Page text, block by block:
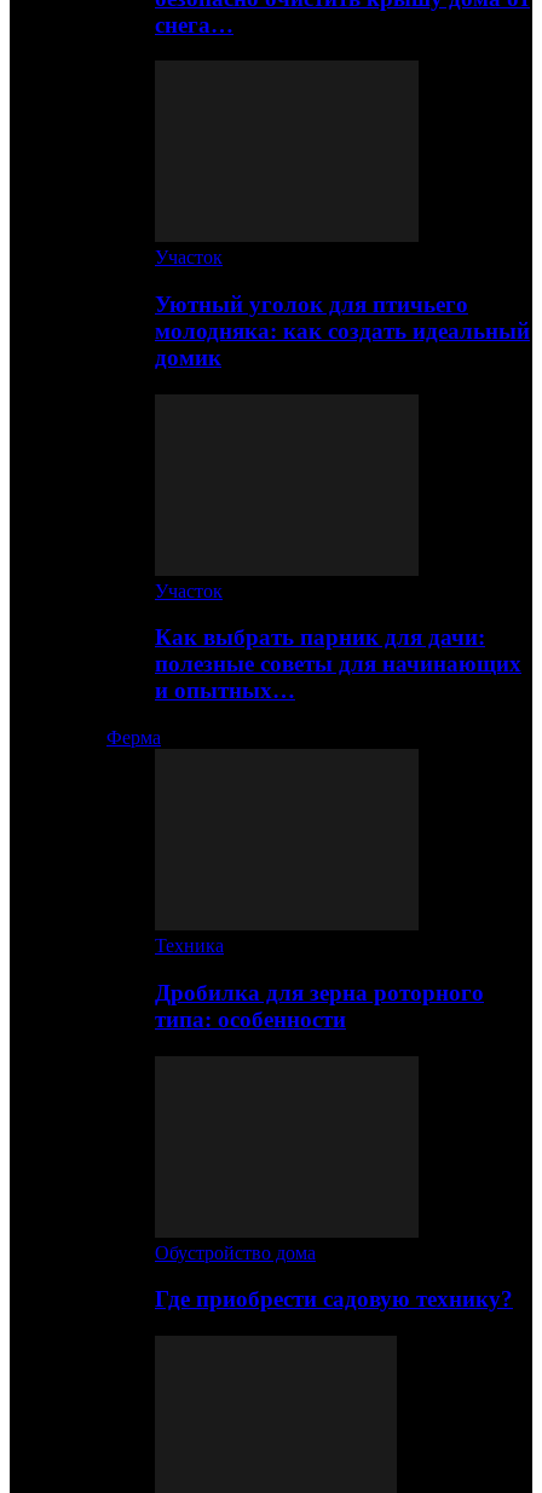
снега…
Участок
Уютный уголок для птичьего
молодняка: как создать идеальный
домик
Участок
Как выбрать парник для дачи:
полезные советы для начинающих
и опытных…
Ферма
Техника
Дробилка для зерна роторного
типа: особенности
Обустройство дома
Где приобрести садовую технику?